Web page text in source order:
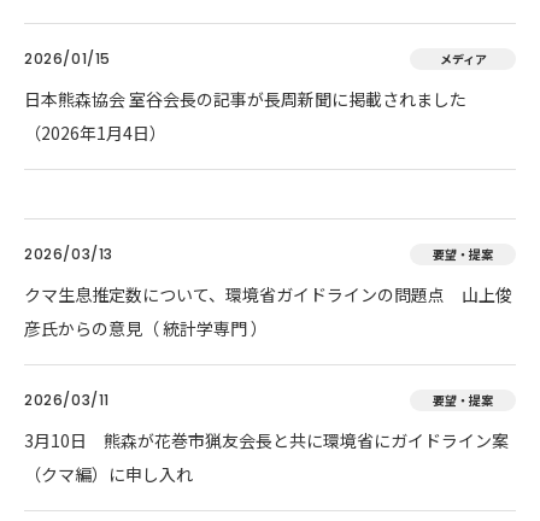
2026/01/15 メディア
日本熊森協会 室谷会長の記事が長周新聞に掲載されました
（2026年1月4日）
2026/03/13 要望・提案
クマ生息推定数について、環境省ガイドラインの問題点 山上俊
彦氏からの意見（ 統計学専門 ）
2026/03/11 要望・提案
3月10日 熊森が花巻市猟友会長と共に環境省にガイドライン案
（クマ編）に申し入れ